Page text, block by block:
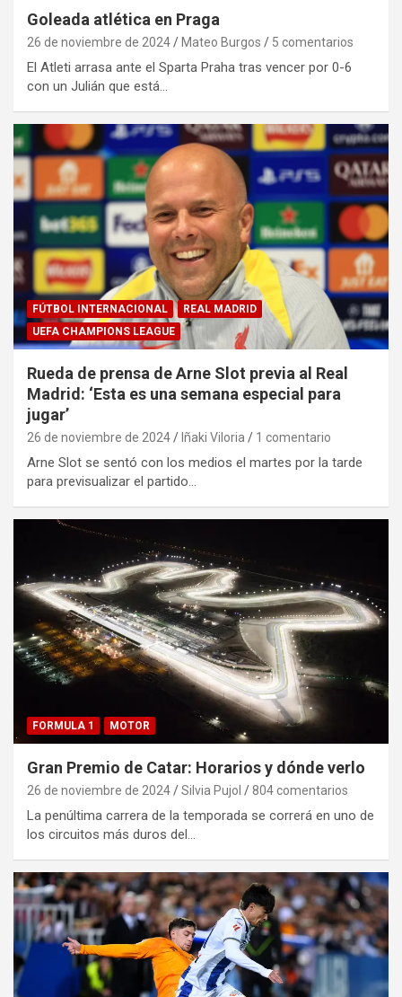
Goleada atlética en Praga
26 de noviembre de 2024 Mateo Burgos 5 comentarios
El Atleti arrasa ante el Sparta Praha tras vencer por 0-6
con un Julián que está…
FÚTBOL INTERNACIONAL
REAL MADRID
UEFA CHAMPIONS LEAGUE
Rueda de prensa de Arne Slot previa al Real
Madrid: ‘Esta es una semana especial para
jugar’
26 de noviembre de 2024 Iñaki Viloria 1 comentario
Arne Slot se sentó con los medios el martes por la tarde
para previsualizar el partido…
FORMULA 1 MOTOR
Gran Premio de Catar: Horarios y dónde verlo
26 de noviembre de 2024 Silvia Pujol 804 comentarios
La penúltima carrera de la temporada se correrá en uno de
los circuitos más duros del…